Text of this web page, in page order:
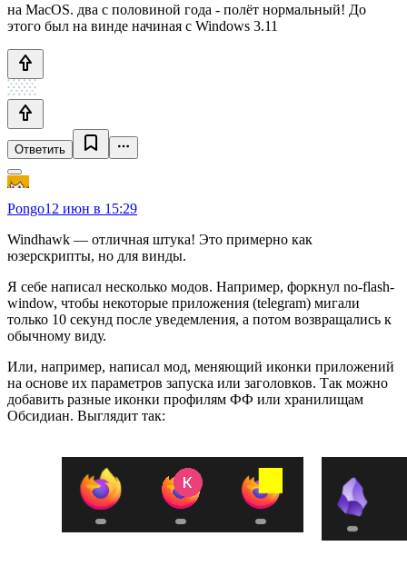
на MacOS. два с половиной года - полёт нормальный! До
этого был на винде начиная с Windows 3.11
Ответить
Pongo12 июн в 15:29
Windhawk — отличная штука! Это примерно как
юзерскрипты, но для винды.
Я себе написал несколько модов. Например, форкнул no-flash-
window, чтобы некоторые приложения (telegram) мигали
только 10 секунд после уведемления, а потом возвращались к
обычному виду.
Или, например, написал мод, меняющий иконки приложений
на основе их параметров запуска или заголовков. Так можно
добавить разные иконки профилям ФФ или хранилищам
Обсидиан. Выглядит так: